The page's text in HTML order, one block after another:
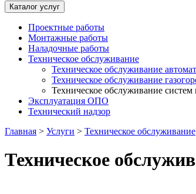
Каталог услуг
Проектные работы
Монтажные работы
Наладочные работы
Техническое обслуживание
Техническое обслуживание
Техническое обслуживание
Техническое обслуживание систем
Эксплуатация ОПО
Технический надзор
Главная > Услуги > Техническое обслуживание
Техническое